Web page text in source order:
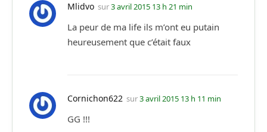
Mlidvo sur3 avril 2015 13 h 21 min
La peur de ma life ils m’ont eu putain
heureusement que c’était faux
Cornichon622 sur3 avril 2015 13 h 11 min
GG !!!